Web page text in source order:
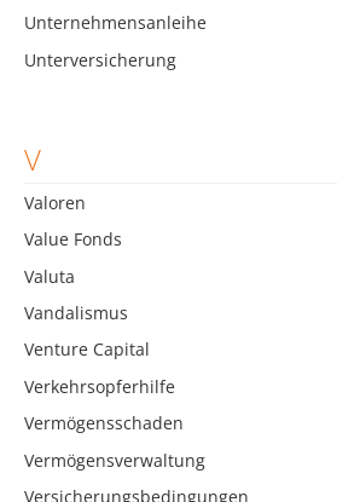
Unternehmensanleihe
Unterversicherung
V
Valoren
Value Fonds
Valuta
Vandalismus
Venture Capital
Verkehrsopferhilfe
Vermögensschaden
Vermögensverwaltung
Versicherungsbedingungen